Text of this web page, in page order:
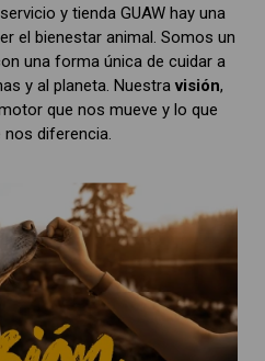
y tienda GUAW hay una
el bienestar animal. Somos un
una forma única de cuidar a
y al planeta. Nuestravisión,
que nos mueve y lo que
nos diferencia.